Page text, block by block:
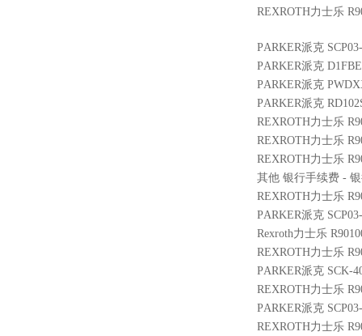
REXROTH力士乐
PARKER派克
PARKER派克
PARKER派克
PARKER派克
REXROTH力士乐
REXROTH力士乐
REXROTH力士乐
其他 银行手续费 -
REXROTH力士乐
PARKER派克
Rexroth力士乐
REXROTH力士乐
PARKER派克 SCK-
REXROTH力士乐
PARKER派克
REXROTH力士乐